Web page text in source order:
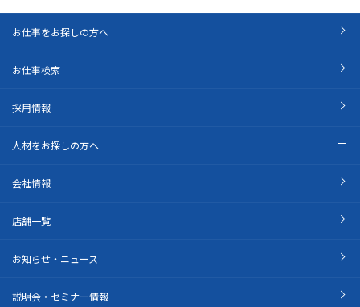
お仕事をお探しの方へ
お仕事検索
採用情報
人材をお探しの方へ
会社情報
店舗一覧
お知らせ・ニュース
説明会・セミナー情報